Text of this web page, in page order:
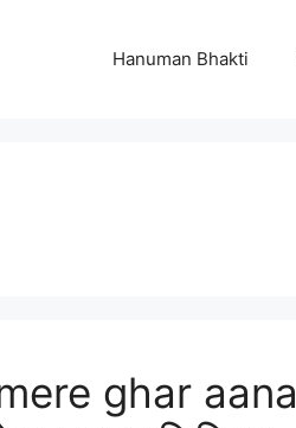
Hanuman Bhakti
ghar aana